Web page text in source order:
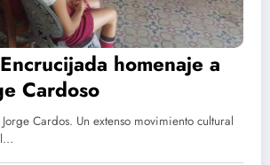
homenaje a
Cardoso
Cardos. Un extenso movimiento cultural